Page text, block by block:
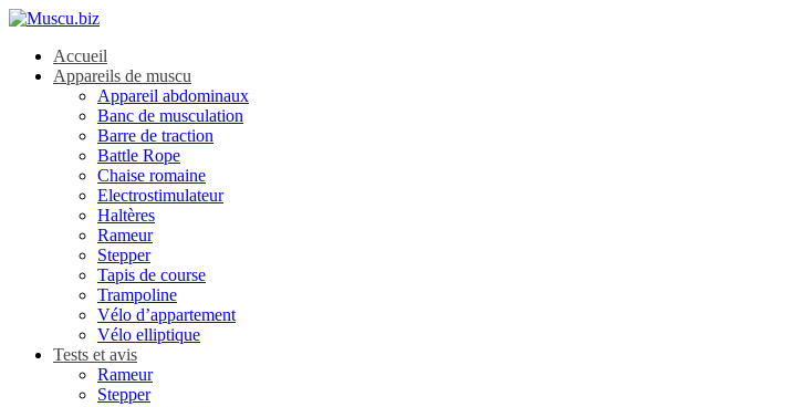
Accueil
Appareils de muscu
Appareil abdominaux
Banc de musculation
Barre de traction
Battle Rope
Chaise romaine
Electrostimulateur
Haltères
Rameur
Stepper
Tapis de course
Trampoline
Vélo d’appartement
Vélo elliptique
Tests et avis
Rameur
Stepper